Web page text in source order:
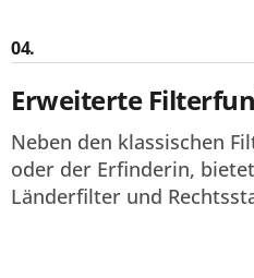
04.
Erweiterte
Neben den klassischen
oder der Erfinderin,
Länderfilter und